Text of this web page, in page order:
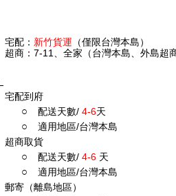
宅配： 新竹貨運 （僅限台灣本島）
超商：7-11、全家（台灣本島、外島超
宅配到府
配送天數/ 4-6天
適用地區/台灣本島
超商取貨
配送天數/ 4-6 天
適用地區/台灣本島
郵寄（離島地區）